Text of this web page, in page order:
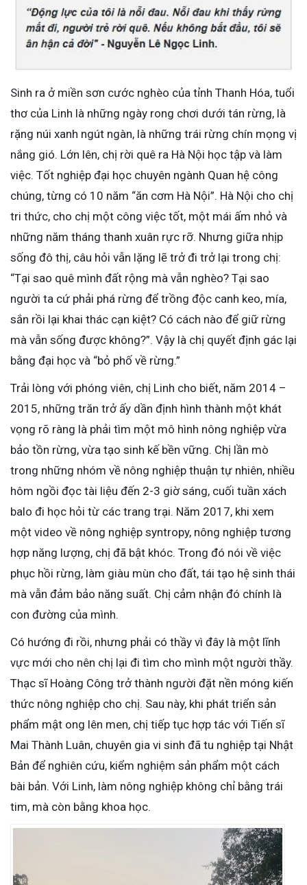
Sinh ra ở miền sơn cước nghèo của tỉnh Thanh Hóa, tuổi
thơ của Linh là những ngày rong chơi dưới tán rừng, là
rặng núi xanh ngút ngàn, là những trái rừng chín mọng vị
nắng gió. Lớn lên, chị rời quê ra Hà Nội học tập và làm
việc. Tốt nghiệp đại học chuyên ngành Quan hệ công
chúng, từng có 10 năm “ăn cơm Hà Nội”. Hà Nội cho chị
tri thức, cho chị một công việc tốt, một mái ấm nhỏ và
những năm tháng thanh xuân rực rỡ. Nhưng giữa nhịp
sống đô thị, câu hỏi vẫn lặng lẽ trở đi trở lại trong chị:
“Tại sao quê mình đất rộng mà vẫn nghèo? Tại sao
người ta cứ phải phá rừng để trồng độc canh keo, mía,
sắn rồi lại khai thác cạn kiệt? Có cách nào để giữ rừng
mà vẫn sống được không?”. Vậy là chị quyết định gác lại
bằng đại học và “bỏ phố về rừng.”
Trải lòng với phóng viên, chị Linh cho biết, năm 2014 –
2015, những trăn trở ấy dần định hình thành một khát
vọng rõ ràng là phải tìm một mô hình nông nghiệp vừa
bảo tồn rừng, vừa tạo sinh kế bền vững. Chị lần mò
trong những nhóm về nông nghiệp thuận tự nhiên, nhiều
hôm ngồi đọc tài liệu đến 2-3 giờ sáng, cuối tuần xách
balo đi học hỏi từ các trang trại. Năm 2017, khi xem
một video về nông nghiệp syntropy, nông nghiệp tương
hợp năng lượng, chị đã bật khóc. Trong đó nói về việc
phục hồi rừng, làm giàu mùn cho đất, tái tạo hệ sinh thái
mà vẫn đảm bảo năng suất. Chị cảm nhận đó chính là
con đường của mình.
Có hướng đi rồi, nhưng phải có thầy vì đây là một lĩnh
vực mới cho nên chị lại đi tìm cho mình một người thầy.
Thạc sĩ Hoàng Công trở thành người đặt nền móng kiến
thức nông nghiệp cho chị. Sau này, khi phát triển sản
phẩm mật ong lên men, chị tiếp tục hợp tác với Tiến sĩ
Mai Thành Luân, chuyên gia vi sinh đã tu nghiệp tại Nhật
Bản để nghiên cứu, kiểm nghiệm sản phẩm một cách
bài bản. Với Linh, làm nông nghiệp không chỉ bằng trái
tim, mà còn bằng khoa học.